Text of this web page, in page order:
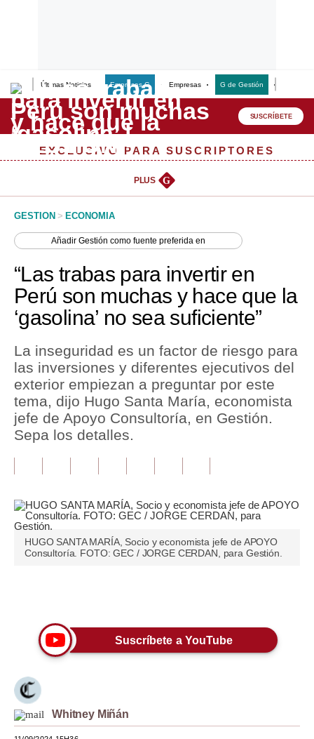
Últimas Noticias Empresas G Empresas G de Gestión
Lo último
Peru Quiosco
Management & Empleo
Perú
Política
Finanzas Personales
Inmobiliarias
Plus G
Pregunta de hoy
Blogs
Viajes
Moda
Estilos
Mundo
SUSCRÍBETE
EXCLUSIVO PARA SUSCRIPTORES
PLUS G
GESTION > ECONOMIA
AñadirGestión como fuente preferida en
“Las trabas para invertir en
Perú son muchas y hace que la
‘gasolina’ no sea suficiente”
La inseguridad es un factor de riesgo para
las inversiones y diferentes ejecutivos del
exterior empiezan a preguntar por este
tema, dijo Hugo Santa María, economista
jefe de Apoyo Consultoría, en Gestión.
Sepa los detalles.
HUGO SANTA MARÍA, Socio y economista jefe de APOYO
Consultoría. FOTO: GEC / JORGE CERDAN, para Gestión.
Suscríbete a YouTube
Whitney Miñán